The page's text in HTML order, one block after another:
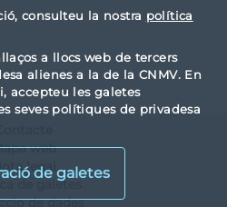
consulteu la nostra política
a llocs web de tercers
alienes a la de la CNMV. En
accepteu les galetes
seves polítiques de privadesa
de galetes
web
legal
de galetes
de dades